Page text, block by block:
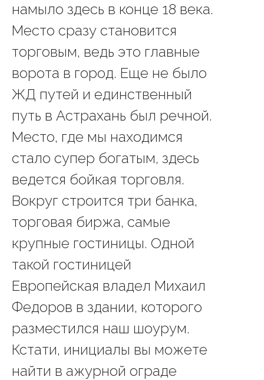
намыло здесь в конце 18 века.
Место сразу становится
торговым, ведь это главные
ворота в город. Еще не было
ЖД путей и единственный
путь в Астрахань был речной.
Место, где мы находимся
стало супер богатым, здесь
ведется бойкая торговля.
Вокруг строится три банка,
торговая биржа, самые
крупные гостиницы. Одной
такой гостиницей
Европейская владел Михаил
Федоров в здании, которого
разместился наш шоурум.
Кстати, инициалы вы можете
найти в ажурной ограде